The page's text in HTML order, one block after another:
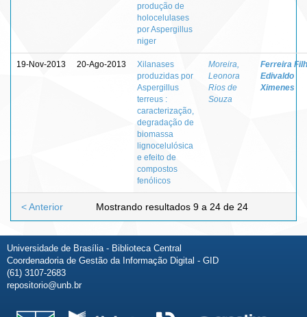
produção de
holocelulases
por Aspergillus
niger
19-Nov-2013 20-Ago-2013
Xilanases
produzidas por
Aspergillus
terreus :
caracterização,
degradação de
biomassa
lignocelulósica
e efeito de
compostos
fenólicos
Moreira,
Leonora
Rios de
Souza
Ferreira
Edivaldo
Ximenes
Mostrando resultados 9 a 24 de 24
< Anterior
Universidade de Brasília - Biblioteca Central
Coordenadoria de Gestão da Informação Digital - GID
(61) 3107-2683
repositorio@unb.br